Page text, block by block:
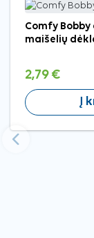
Comfy
maišelių
2,79 €
Į
Ankstesnis